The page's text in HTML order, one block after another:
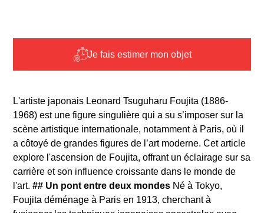
Je fais estimer mon objet
L'artiste japonais Leonard Tsuguharu Foujita (1886-
1968) est une figure singulière qui a su s’imposer sur la
scène artistique internationale, notamment à Paris, où il
a côtoyé de grandes figures de l’art moderne. Cet article
explore l'ascension de Foujita, offrant un éclairage sur sa
carrière et son influence croissante dans le monde de
l'art.## Un pont entre deux mondes Né à Tokyo,
Foujita déménage à Paris en 1913, cherchant à